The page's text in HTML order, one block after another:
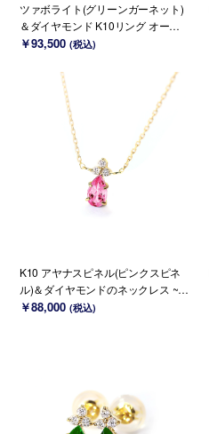
ツァボライト(グリーンガーネット)
＆ダイヤモンド K10リング オーバ
ルカット ~Ello Ulmia~ 1月誕生石(K
￥93,500 (税込)
K10 アヤナスピネル(ピンクスピネ
ル)＆ダイヤモンドのネックレス ~El
lo Lilas~ 8月誕生石(K18 変更可能)
￥88,000 (税込)